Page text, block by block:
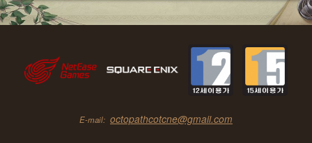
E-mail: octopathcotcne@gmail.com